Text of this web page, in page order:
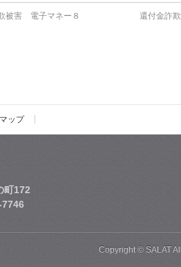
被害 電子マネー８
還付金詐
ップ
町172
Copyright © SALAT